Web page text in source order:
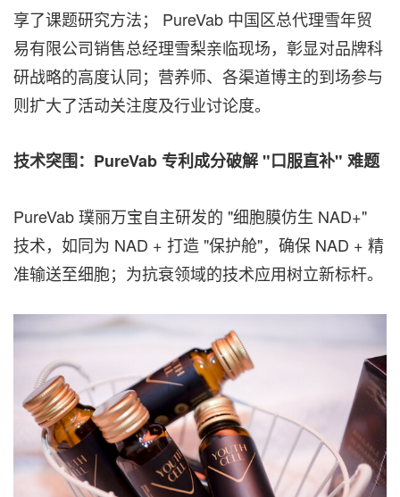
享了课题研究方法； PureVab 中国区总代理雪年贸
易有限公司销售总经理雪梨亲临现场，彰显对品牌科
研战略的高度认同； 营养师、各渠道博主的到场参与
则扩大了活动关注度及行业讨论度。
技术突围： PureVab 专利成分破解 "口服直补" 难题
PureVab 璞丽万宝自主研发的 "细胞膜仿生 NAD+"
技术，如同为 NAD + 打造 "保护舱"，确保 NAD + 精
准输送至细胞；为抗衰领域的技术应用树立新标杆。